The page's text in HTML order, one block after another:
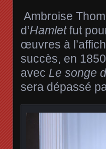
Ambroise
d’Hamletfut
œuvres à
succès, en
avec Le songe
sera dépassé